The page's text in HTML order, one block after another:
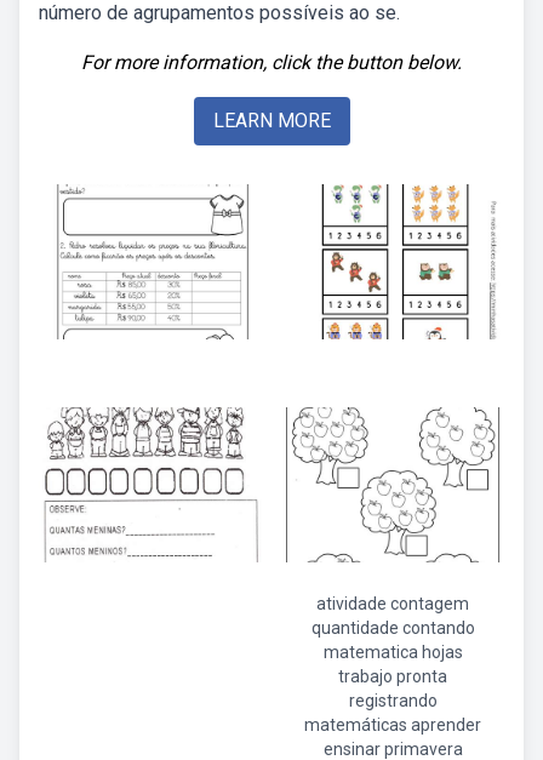
número de agrupamentos possíveis ao se.
For more information, click the button below.
LEARN MORE
atividade contagem
quantidade contando
matematica hojas
trabajo pronta
registrando
matemáticas aprender
ensinar primavera